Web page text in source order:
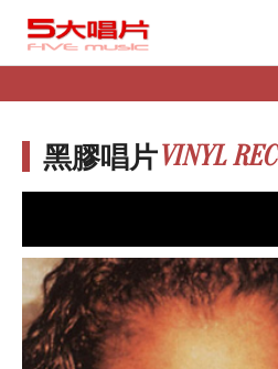
黑膠唱片VINYL